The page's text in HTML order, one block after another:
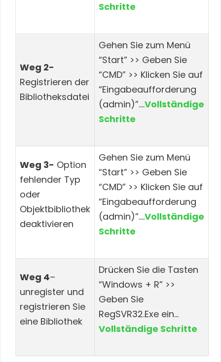
Schritte
Weg 2-
Registrieren der
Bibliotheksdatei
Gehen Sie zum Menü
“Start” >> Geben Sie
“CMD” >> Klicken Sie auf
“Eingabeaufforderung
(admin)”….Vollständige
Schritte
Weg 3- Option
fehlender Typ
oder
Objektbibliothek
deaktivieren
Gehen Sie zum Menü
“Start” >> Geben Sie
“CMD” >> Klicken Sie auf
“Eingabeaufforderung
(admin)”….Vollständige
Schritte
Weg 4–
unregister und
registrieren Sie
eine Bibliothek
Drücken Sie die Tasten
“Windows + R” >>
Geben Sie
RegSVR32.Exe ein…
Vollständige Schritte